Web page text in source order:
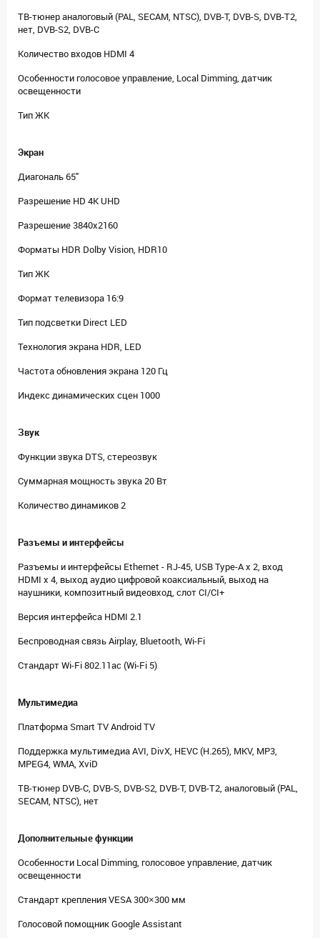
ТВ-тюнер аналоговый (PAL, SECAM, NTSC), DVB-T, DVB-S, DVB-T2,
нет, DVB-S2, DVB-C
Количество входов HDMI 4
Особенности голосовое управление, Local Dimming, датчик
освещенности
Тип ЖК
Экран
Диагональ 65"
Разрешение HD 4K UHD
Разрешение 3840x2160
Форматы HDR Dolby Vision, HDR10
Тип ЖК
Формат телевизора 16:9
Тип подсветки Direct LED
Технология экрана HDR, LED
Частота обновления экрана 120 Гц
Индекс динамических сцен 1000
Звук
Функции звука DTS, стереозвук
Суммарная мощность звука 20 Вт
Количество динамиков 2
Разъемы и интерфейсы
Разъемы и интерфейсы Ethernet - RJ-45, USB Type-A x 2, вход
HDMI x 4, выход аудио цифровой коаксиальный, выход на
наушники, композитный видеовход, слот CI/CI+
Версия интерфейса HDMI 2.1
Беспроводная связь Airplay, Bluetooth, Wi-Fi
Стандарт Wi-Fi 802.11ac (Wi-Fi 5)
Мультимедиа
Платформа Smart TV Android TV
Поддержка мультимедиа AVI, DivX, HEVC (H.265), MKV, MP3,
MPEG4, WMA, XviD
ТВ-тюнер DVB-C, DVB-S, DVB-S2, DVB-T, DVB-T2, аналоговый (PAL,
SECAM, NTSC), нет
Дополнительные функции
Особенности Local Dimming, голосовое управление, датчик
освещенности
Стандарт крепления VESA 300×300 мм
Голосовой помощник Google Assistant